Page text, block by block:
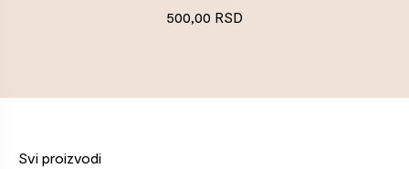
500,00 RSD
Svi proizvodi